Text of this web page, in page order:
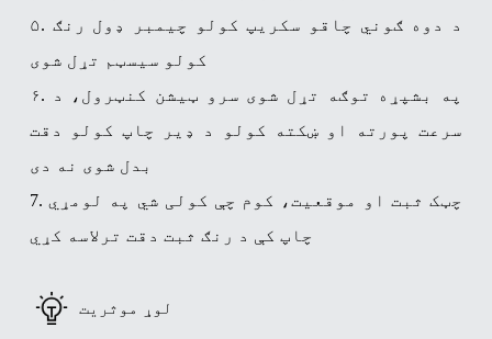
۵. د دوه ګوني چاقو سکریپ کولو چیمبر ډول رنګ
کولو سیسټم تړل شوی
۶. په بشپړه توګه تړل شوی سرو ټیشن کنټرول، د
سرعت پورته او ښکته کولو د ډیر چاپ کولو دقت
بدل شوی نه دی
7. چټک ثبت او موقعیت، کوم چې کولی شي په لومړي
چاپ کې د رنګ ثبت دقت ترلاسه کړي
لوړ موثریت